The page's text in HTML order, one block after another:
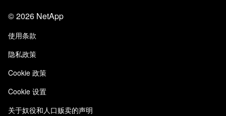
信任中心
责任与可持续性
质量认证
NetApp Instaclustr
博客
客户体验
客户成功案例
站点反馈
无障碍使用
电子邮件订阅
©2026 NetApp
使用条款
隐私政策
Cookie 政策
Cookie 设置
关于奴役和人口贩卖的声明